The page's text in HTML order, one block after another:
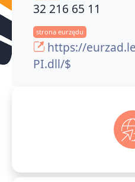
32 216 65 11
strona eurzędu
https://
PI.dll/$